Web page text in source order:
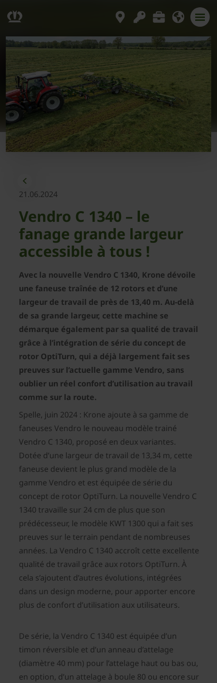
21.06.2024
Vendro C 1340 – le
fanage grande largeur
accessible à tous !
Avec la nouvelle Vendro C 1340, Krone dévoile
une faneuse traînée de 12 rotors et d’une
largeur de travail de près de 13,40 m. Au-delà
de sa grande largeur, cette machine se
démarque également par sa qualité de travail
grâce à l’intégration de série du concept de
rotor OptiTurn, qui a déjà largement fait ses
preuves sur l’actuelle gamme Vendro, sans
oublier un réel confort d’utilisation au travail
comme sur la route.
Spelle, juin 2024 : Krone ajoute à sa gamme de
faneuses Vendro le nouveau modèle trainé
Vendro C 1340, proposé en deux variantes.
Dotée d’une largeur de travail de 13,34 m, cette
faneuse devient le plus grand modèle de la
gamme Vendro et est équipée de série du
concept de rotor OptiTurn. La nouvelle Vendro C
1340 travaille sur 24 cm de plus que son
prédécesseur, le modèle KWT 1300 qui a fait ses
preuves sur le terrain pendant de nombreuses
années. La Vendro C 1340 accroît cette excellente
qualité de travail grâce aux rotors OptiTurn. À
cela s’ajoutent d’autres évolutions, intégrées
dans un design moderne, pour apporter encore
plus de confort d’utilisation aux utilisateurs.
De série, la Vendro C 1340 est équipée d’un
timon réversible et d’un anneau d’attelage
(diamètre 40 mm) pour l’attelage haut ou bas ou,
en option, d’un attelage à boule 80 ou encore sur